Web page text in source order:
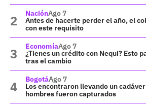
NaciónAgo 7
Antes de hacerte perder el año, el
con este requisito
EconomíaAgo 7
¿Tienes un crédito con Nequi? Esto
tras el cambio
BogotáAgo 7
Los encontraron llevando un
hombres fueron capturados